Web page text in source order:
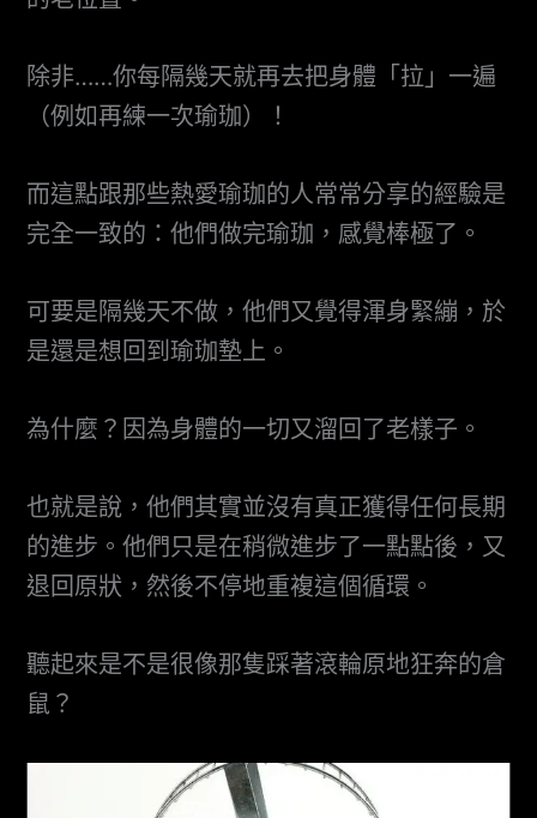
除非……你每隔幾天就再去把身體「拉」一遍
（例如再練一次瑜珈）！
而這點跟那些熱愛瑜珈的人常常分享的經驗是
完全一致的：他們做完瑜珈，感覺棒極了。
可要是隔幾天不做，他們又覺得渾身緊繃，於
是還是想回到瑜珈墊上。
為什麼？因為身體的一切又溜回了老樣子。
也就是說，他們其實並沒有真正獲得任何長期
的進步。他們只是在稍微進步了一點點後，又
退回原狀，然後不停地重複這個循環。
聽起來是不是很像那隻踩著滾輪原地狂奔的倉
鼠？